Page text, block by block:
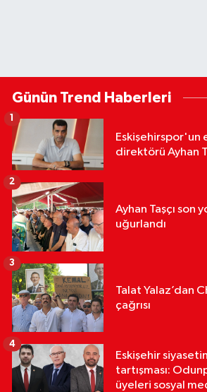
Günün Trend Haberleri
Eskişehirspor'un
direktörü Ayhan
Ayhan Taşçı son
uğurlandı
2
Talat Yalaz’dan
çağrısı
3
Eskişehir
tartışması:
üyeleri sosyal
4